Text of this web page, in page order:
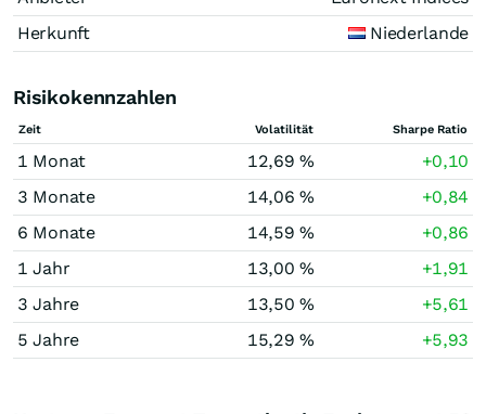
Herkunft
Niederlande
Risikokennzahlen
Zeit Volatilität Sharpe Ratio
1 Monat 12,69 %
+0,10
3 Monate
14,06 %
+0,84
6 Monate
14,59 %
+0,86
1 Jahr
13,00 %
+1,91
3 Jahre
13,50 %
+5,61
5 Jahre
15,29 % +5,93